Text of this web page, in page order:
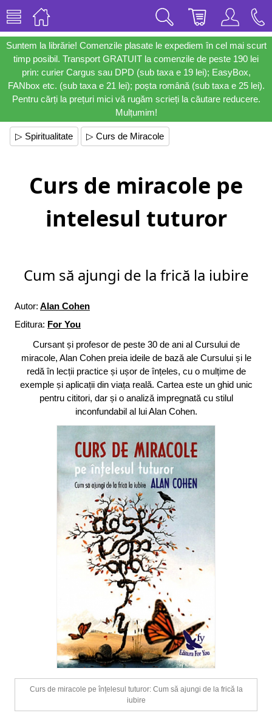
Suntem la librărie! Comenzile plasate le expediem în cel mai scurt
timp posibil. Transport GRATUIT la comenzile de peste 190 lei
prin: curier Cargus sau DPD (sub taxa e 19 lei); EasyBox,
FANbox etc. (sub taxa e 21 lei); poșta română (sub taxa e 25 lei).
Pentru cărți la prețuri mici vă rugăm scrieți la căutare reducere.
Mulțumim!
▷ Spiritualitate ▷ Curs de Miracole
Curs de miracole pe
intelesul tuturor
Cum să ajungi de la frică la iubire
Autor: Alan Cohen
Editura: For You
Cursant și profesor de peste 30 de ani al Cursului de
miracole, Alan Cohen preia ideile de bază ale Cursului și le
redă în lecții practice și ușor de înțeles, cu o mulțime de
exemple și aplicații din viața reală. Cartea este un ghid unic
pentru cititori, dar și o analiză impregnată cu stilul
inconfundabil al lui Alan Cohen.
Curs de miracole pe înțelesul tuturor: Cum să ajungi de la frică la
iubire